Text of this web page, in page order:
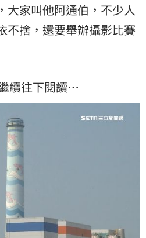
大家叫他阿通伯，不少人
不捨，還要舉辦攝影比賽
續往下閱讀…